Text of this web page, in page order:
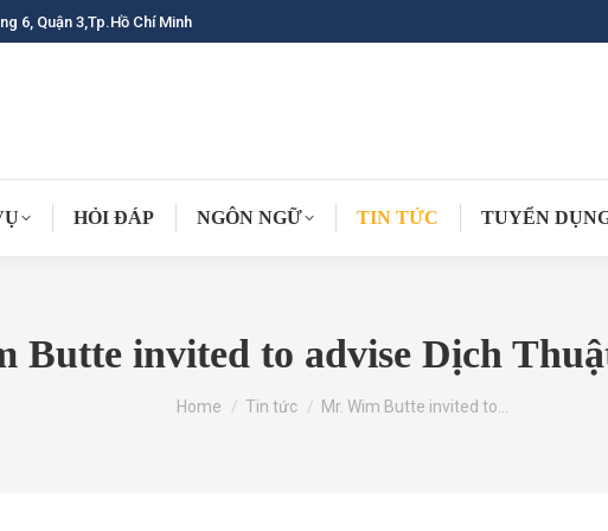
6, Quận 3,Tp.Hồ Chí Minh
HỎI ĐÁP NGÔN NGỮ TIN TỨC TUYỂN
Butte invited to advise Dịch
You are here:
Home Tin tức Mr. Wim Butte invited to…